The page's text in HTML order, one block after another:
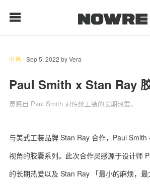
现客视点
时 尚
球 鞋
时尚 -Sep 5, 2022 byVera
Paul Smith x Stan Ray
灵感自 Paul Smith 对传统工装的长期热爱。
与美式工装品牌 Stan Ray 合作，Paul
视角的胶囊系列。此次合作灵感源于设计师
的长期热爱以及 Stan Ray 「最小的麻烦，最